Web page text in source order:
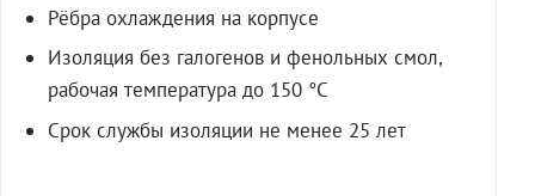
Рёбра охлаждения на корпусе
Изоляция без галогенов и фенольных смол,
рабочая температура до 150 °C
Срок службы изоляции не менее 25 лет